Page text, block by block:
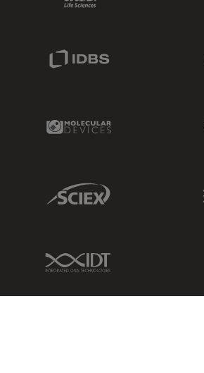
Molecular Devices Link
Sciex Link
IDT Link